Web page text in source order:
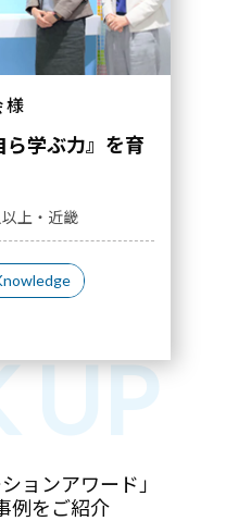
様
ら学ぶ力』を育
上・近畿
ョンアワード」
例をご紹介